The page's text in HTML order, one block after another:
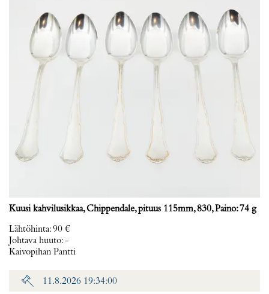
Kuusi kahvilusikkaa, Chippendale, pituus 115mm, 830, Paino: 74 g
Lähtöhinta:90 €
Johtava huuto:-
Kaivopihan Pantti
11.8.2026 19:34:00